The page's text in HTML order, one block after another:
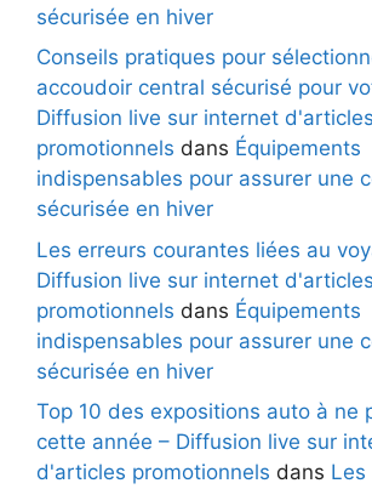
sécurisée en hiver
Conseils pratiques pour
accoudoir central sécurisé pour
Diffusion live sur internet d'articles
promotionnels dans Équipements
indispensables pour assurer une
sécurisée en hiver
Les erreurs courantes liées au
Diffusion live sur internet d'articles
promotionnels dans Équipements
indispensables pour assurer une
sécurisée en hiver
Top 10 des expositions auto à ne
cette année – Diffusion live sur
d'articles promotionnels dans Les